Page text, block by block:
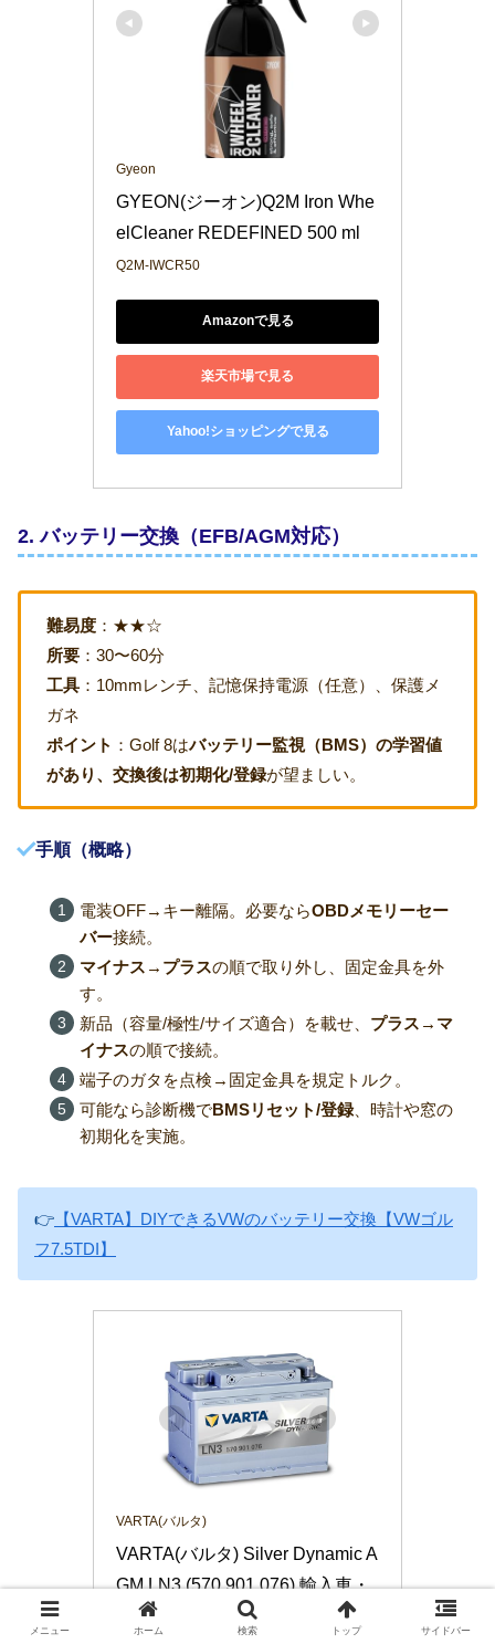
Gyeon
GYEON(ジーオン)Q2M Iron Whe
elCleaner REDEFINED 500 ml
Q2M-IWCR50
Amazonで見る
楽天市場で見る
Yahoo!ショッピングで見る
2. バッテリー交換（EFB/AGM対応）
難易度：★★☆
所要：30〜60分
工具：10mmレンチ、記憶保持電源（任意）、保護メ
ガネ
ポイント ：Golf 8はバッテリー監視（BMS）の学習値
があり、交換後は初期化/登録が望ましい。
手順（概略）
電装OFF→キー離隔。必要ならOBDメモリーセー
バー接続。
マイナス→プラスの順で取り外し、固定金具を外
す。
新品（容量/極性/サイズ適合）を載せ、 プラス→マ
イナスの順で接続。
端子のガタを点検→固定金具を規定トルク。
可能なら診断機でBMSリセット/登録、時計や窓の
初期化を実施。
👉 【VARTA】DIYできるVWのバッテリー交換【VWゴル
フ7.5TDI】
VARTA(バルタ)
VARTA(バルタ) Silver Dynamic A
GM LN3 (570 901 076) 輸入車・
国産車用バッテリー
メニュー ホーム 検索 トップ サイドバー